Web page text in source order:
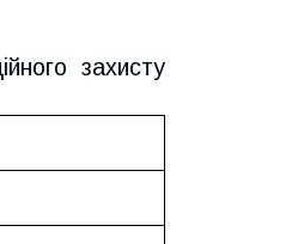
захисту